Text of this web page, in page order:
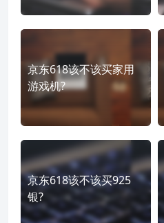
京东618该不该买家用
游戏机?
京东618该不该买925
银?